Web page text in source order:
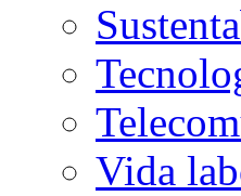
Vida